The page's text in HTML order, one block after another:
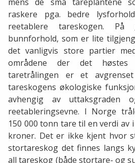
raskere pga. bedre
reetablere tareskogen.
bunnforhold, som er lite
det vanligvis store partier
områdene der det
taretrålingen er et
tareskogens økologiske
avhengig av uttaksgraden
reetableringsevne. I Norge
150 000 tonn tare til en verdi av
kroner. Det er ikke kjent hvor
stortareskog det finnes langs
all tareskog (både stortare- og